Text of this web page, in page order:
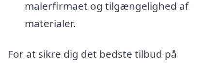
malerfirmaet og tilgængelighed af
materialer.
For at sikre dig det bedste tilbud på